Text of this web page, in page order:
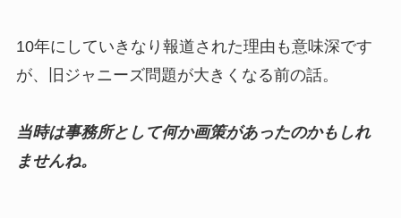
10年にしていきなり報道された理由も意味深です
が、旧ジャニーズ問題が大きくなる前の話。
当時は事務所として何か画策があったのかもしれ
ませんね。